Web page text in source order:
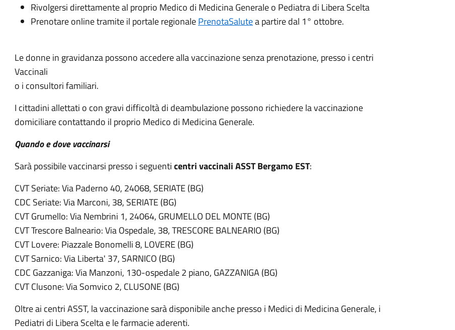
Rivolgersi direttamente al proprio Medico di Medicina Generale o Pediatra di Libera Scelta
Prenotare online tramite il portale regionalePrenotaSalutea partire dal 1° ottobre.
Le donne in gravidanza possono accedere alla vaccinazione senza prenotazione, presso i centri
Vaccinali
o i consultori familiari.
I cittadini allettati o con gravi difficoltà di deambulazione possono richiedere la vaccinazione
domiciliare contattando il proprio Medico di Medicina Generale.
Quando e dove vaccinarsi
Sarà possibile vaccinarsi presso i seguenticentri vaccinali ASST Bergamo EST:
CVT Seriate: Via Paderno 40, 24068, SERIATE (BG)
CDC Seriate: Via Marconi, 38, SERIATE (BG)
CVT Grumello: Via Nembrini 1, 24064, GRUMELLO DEL MONTE (BG)
CVT Trescore Balneario: Via Ospedale, 38, TRESCORE BALNEARIO (BG)
CVT Lovere: Piazzale Bonomelli 8, LOVERE (BG)
CVT Sarnico: Via Liberta' 37, SARNICO (BG)
CDC Gazzaniga: Via Manzoni, 130-ospedale 2 piano, GAZZANIGA (BG)
CVT Clusone: Via Somvico 2, CLUSONE (BG)
Oltre ai centri ASST, la vaccinazione sarà disponibile anche presso i Medici di Medicina Generale, i
Pediatri di Libera Scelta e le farmacie aderenti.